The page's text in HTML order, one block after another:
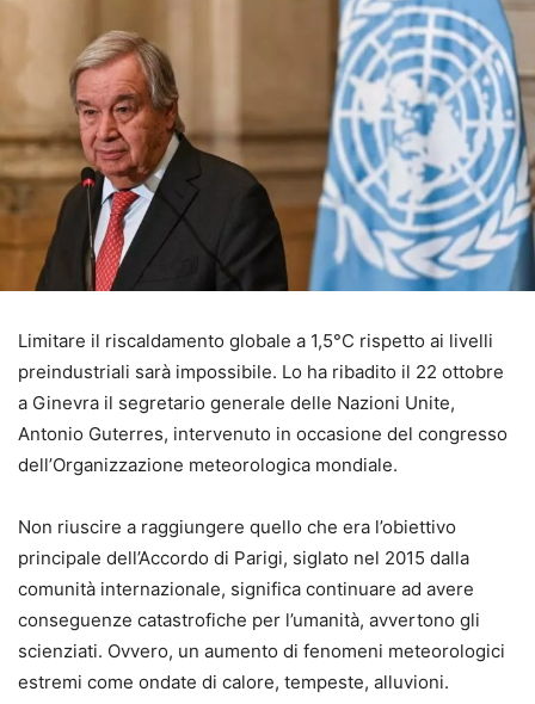
Limitare il riscaldamento globale a 1,5°C rispetto ai livelli
preindustriali sarà impossibile. Lo ha ribadito il 22 ottobre
a Ginevra il segretario generale delle Nazioni Unite,
Antonio Guterres, intervenuto in occasione del congresso
dell’Organizzazione meteorologica mondiale.
Non riuscire a raggiungere quello che era l’obiettivo
principale dell’Accordo di Parigi, siglato nel 2015 dalla
comunità internazionale, significa continuare ad avere
conseguenze catastrofiche per l’umanità, avvertono gli
scienziati. Ovvero, un aumento di fenomeni meteorologici
estremi come ondate di calore, tempeste, alluvioni.